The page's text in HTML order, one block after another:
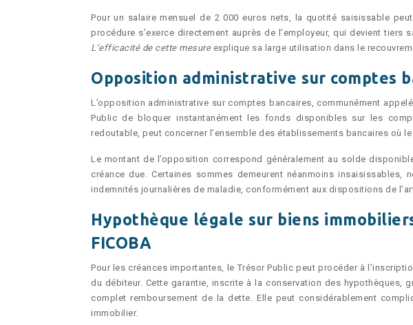
Pour un salaire mensuel de 2 000 euros nets, la quotité saisissable
procédure s’exerce directement auprès de l’employeur, qui devient tiers
L’efficacité de cette mesure explique sa large utilisation dans le
Opposition administrative sur comptes
L’opposition administrative sur comptes bancaires, communément
Public de bloquer instantanément les fonds disponibles sur les
redoutable, peut concerner l’ensemble des établissements bancaires où
Le montant de l’opposition correspond généralement au solde
créance due. Certaines sommes demeurent néanmoins
indemnités journalières de maladie, conformément aux dispositions de
Hypothèque légale sur biens
FICOBA
Pour les créances importantes, le Trésor Public peut procéder à
du débiteur. Cette garantie, inscrite à la conservation des hypothèques,
complet remboursement de la dette. Elle peut considérablement
immobilier.